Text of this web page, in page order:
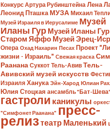
Конкурс Артура Рубинштейна Лена
Леонид Пташка МУЗА Михаил
Музей Израиля в Иерусалиме Музей
Иланы Гур Музей Иланы
Старом Яффо Музей Эрец-
Опера Охад Нахарин Песах Проект
жизни - Израиль" Свежая краска
Раанана Суккот Тель-Авив Тель-
Авивский музей искусств
Израиля Ханука Эйн-Харод Юлиан
Юлия Стоцкая ансамбль "Бат-
гастроли каникулы
"Симфонет Раанана" пресс-
релизтеатр Маленький